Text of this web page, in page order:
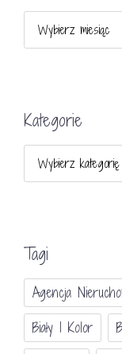
Kategorie
Tagi
Agencja
Biały I Kolor